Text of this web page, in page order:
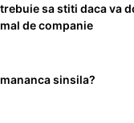
sa stiti daca va
de companie
sinsila?